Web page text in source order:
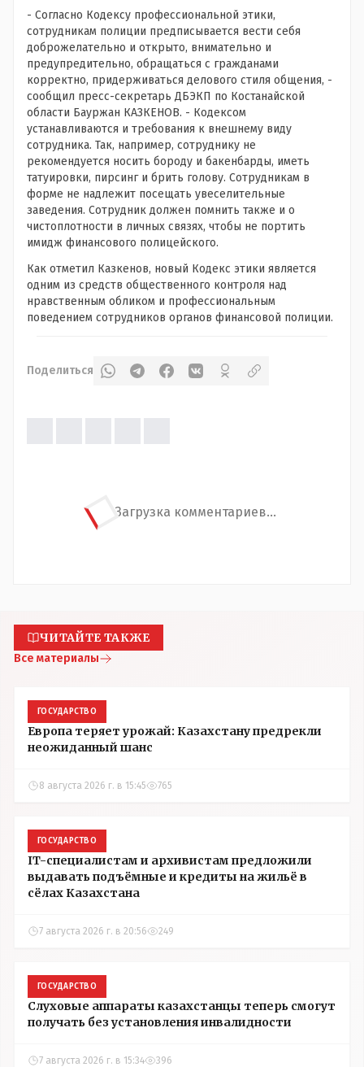
- Согласно Кодексу профессиональной этики,
сотрудникам полиции предписывается вести себя
доброжелательно и открыто, внимательно и
предупредительно, обращаться с гражданами
корректно, придерживаться делового стиля общения, -
сообщил пресс-секретарь ДБЭКП по Костанайской
области Бауржан КАЗКЕНОВ. - Кодексом
устанавливаются и требования к внешнему виду
сотрудника. Так, например, сотруднику не
рекомендуется носить бороду и бакенбарды, иметь
татуировки, пирсинг и брить голову. Сотрудникам в
форме не надлежит посещать увеселительные
заведения. Сотрудник должен помнить также и о
чистоплотности в личных связях, чтобы не портить
имидж финансового полицейского.
Как отметил Казкенов, новый Кодекс этики является
одним из средств общественного контроля над
нравственным обликом и профессиональным
поведением сотрудников органов финансовой полиции.
Поделиться
Загрузка комментариев...
ЧИТАЙТЕ ТАКЖЕ
Все материалы
ГОСУДАРСТВО
Европа теряет урожай: Казахстану предрекли
неожиданный шанс
8 августа 2026 г. в 15:45 765
ГОСУДАРСТВО
IT-специалистам и архивистам предложили
выдавать подъёмные и кредиты на жильё в
сёлах Казахстана
7 августа 2026 г. в 20:56 249
ГОСУДАРСТВО
Слуховые аппараты казахстанцы теперь смогут
получать без установления инвалидности
7 августа 2026 г. в 15:34 396